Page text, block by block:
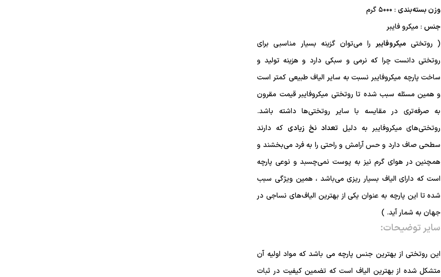
وزن بسته‌بندی: ۵۰۰۰ گرم
جنس: میکرو فایبر
( روتختی میکروفایبر را می‌توان گزینه بسیار مناسبی برای
روتختی دانست چرا که نرمی و سبکی دارد و هزینه تولید و
ساخت پارچه میکروفایبر نسبت به سایر الیاف طبیعی کمتر است
و همین مسئله سبب شده تا روتختی میکروفایبر قیمت مقرون
به صرفه‌تری در مقایسه با سایر روتختی‌ها داشته باشد.
روتختی‌های میکروفایبر به دلیلتعداد نخ زیادیکه دارند
سطحی صاف دارد و حس آرامش و راحتی را به فرد می‌بخشند و
همچنین در هوای گرم نیز به پوست نمی‌چسبد و نوعی پارچه
است که دارای الیاف بسیار ریزی می‌باشد ، همین ویژگی‌ سبب
شده تا این پارچه به عنوان یکی از بهترین الیاف‌های نساجی در
جهان به شمار آید. )
سایر توضیحات:
این روتختی از بهترین جنس پارچه می باشد که مواد اولیه آن
متشکل شده از بهترین الیاف است که تضمین کیفیت در ثبات